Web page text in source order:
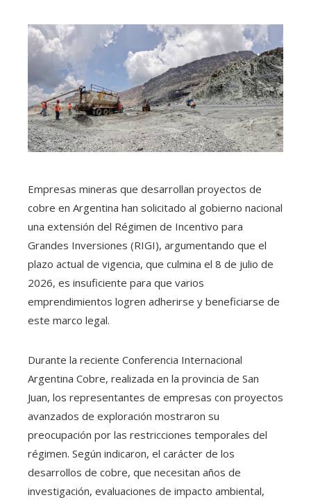
Empresas mineras que desarrollan proyectos de
cobre en Argentina han solicitado al gobierno nacional
una extensión del Régimen de Incentivo para
Grandes Inversiones (RIGI), argumentando que el
plazo actual de vigencia, que culmina el 8 de julio de
2026, es insuficiente para que varios
emprendimientos logren adherirse y beneficiarse de
este marco legal.
Durante la reciente Conferencia Internacional
Argentina Cobre, realizada en la provincia de San
Juan, los representantes de empresas con proyectos
avanzados de exploración mostraron su
preocupación por las restricciones temporales del
régimen. Según indicaron, el carácter de los
desarrollos de cobre, que necesitan años de
investigación, evaluaciones de impacto ambiental,